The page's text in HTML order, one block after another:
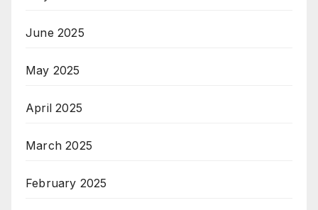
June 2025
May 2025
April 2025
March 2025
February 2025